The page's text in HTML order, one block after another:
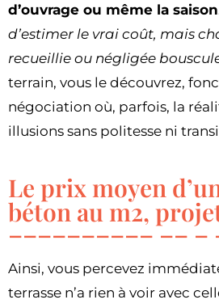
d’ouvrage ou même la saison
d’estimer le vrai coût, mais
recueillie ou négligée
terrain, vous le découvrez,
négociation où, parfois, la
illusions sans politesse ni
Le prix moyen
béton au m2,
Ainsi, vous percevez
terrasse n’a rien à voir avec